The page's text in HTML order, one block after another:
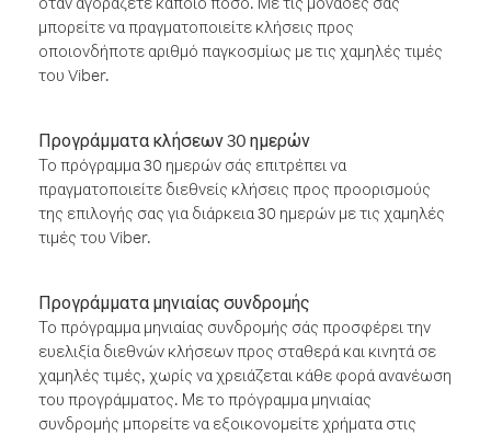
μπορείτε να πραγματοποιείτε κλήσεις προς
οποιονδήποτε αριθμό παγκοσμίως με τις χαμηλές τιμές
του Viber.
Προγράμματα κλήσεων 30 ημερών
Το πρόγραμμα 30 ημερών σάς επιτρέπει να
πραγματοποιείτε διεθνείς κλήσεις προς προορισμούς
της επιλογής σας για διάρκεια 30 ημερών με τις χαμηλές
τιμές του Viber.
Προγράμματα μηνιαίας συνδρομής
Το πρόγραμμα μηνιαίας συνδρομής σάς προσφέρει την
ευελιξία διεθνών κλήσεων προς σταθερά και κινητά σε
χαμηλές τιμές, χωρίς να χρειάζεται κάθε φορά ανανέωση
του προγράμματος. Με το πρόγραμμα μηνιαίας
συνδρομής μπορείτε να εξοικονομείτε χρήματα στις